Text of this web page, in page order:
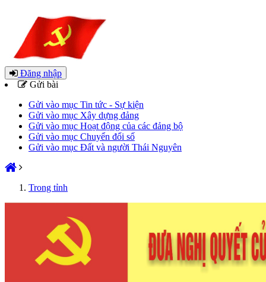
Đăng nhập
Gửi bài
Gửi vào mục Tin tức - Sự kiện
Gửi vào mục Xây dựng đảng
Gửi vào mục Hoạt động của các đảng bộ
Gửi vào mục Chuyển đổi số
Gửi vào mục Đất và người Thái Nguyên
Trong tỉnh